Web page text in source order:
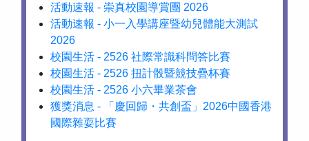
活動速報 - 崇真校園導賞團 2026
活動速報 - 小一入學講座暨幼兒體能大測試
2026
校園生活 - 2526 社際常識科問答比賽
校園生活 - 2526 扭計骰暨競技疊杯賽
校園生活 - 2526 小六畢業茶會
獲獎消息 - 「慶回歸・共創盃」2026中國香港
國際雜耍比賽